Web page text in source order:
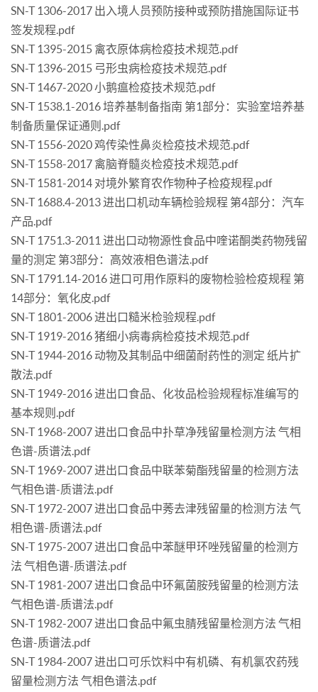
SN-T 1306-2017 出入境人员预防接种或预防措施国际证书
签发规程.pdf
SN-T 1395-2015 禽衣原体病检疫技术规范.pdf
SN-T 1396-2015 弓形虫病检疫技术规范.pdf
SN-T 1467-2020 小鹅瘟检疫技术规范.pdf
SN-T 1538.1-2016 培养基制备指南 第1部分：实验室培养基
制备质量保证通则.pdf
SN-T 1556-2020 鸡传染性鼻炎检疫技术规范.pdf
SN-T 1558-2017 禽脑脊髓炎检疫技术规范.pdf
SN-T 1581-2014 对境外繁育农作物种子检疫规程.pdf
SN-T 1688.4-2013 进出口机动车辆检验规程 第4部分：汽车
产品.pdf
SN-T 1751.3-2011 进出口动物源性食品中喹诺酮类药物残留
量的测定 第3部分：高效液相色谱法.pdf
SN-T 1791.14-2016 进口可用作原料的废物检验检疫规程 第
14部分：氧化皮.pdf
SN-T 1801-2006 进出口糙米检验规程.pdf
SN-T 1919-2016 猪细小病毒病检疫技术规范.pdf
SN-T 1944-2016 动物及其制品中细菌耐药性的测定 纸片扩
散法.pdf
SN-T 1949-2016 进出口食品、化妆品检验规程标准编写的
基本规则.pdf
SN-T 1968-2007 进出口食品中扑草净残留量检测方法 气相
色谱-质谱法.pdf
SN-T 1969-2007 进出口食品中联苯菊酯残留量的检测方法
气相色谱-质谱法.pdf
SN-T 1972-2007 进出口食品中莠去津残留量的检测方法 气
相色谱-质谱法.pdf
SN-T 1975-2007 进出口食品中苯醚甲环唑残留量的检测方
法 气相色谱-质谱法.pdf
SN-T 1981-2007 进出口食品中环氟菌胺残留量的检测方法
气相色谱-质谱法.pdf
SN-T 1982-2007 进出口食品中氟虫腈残留量检测方法 气相
色谱-质谱法.pdf
SN-T 1984-2007 进出口可乐饮料中有机磷、有机氯农药残
留量检测方法 气相色谱法.pdf